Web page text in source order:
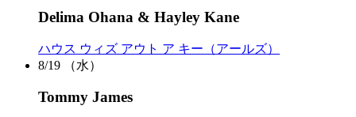
Delima Ohana & Hayley Kane
ハウス ウィズ アウト ア キー（アールズ）
8/19
（水）
Tommy James